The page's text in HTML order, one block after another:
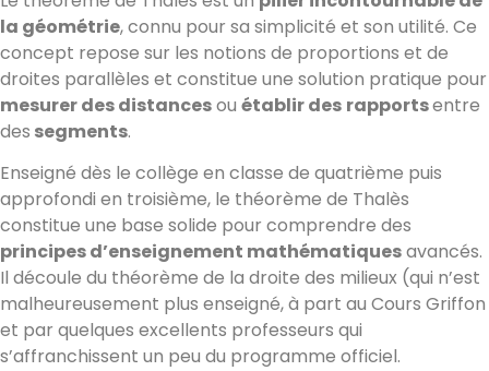
la géométrie, connu pour sa simplicité et son utilité. Ce
concept repose sur les notions de proportions et de
droites parallèles et constitue une solution pratique pour
mesurer des distancesou établir des rapportsentre
des segments.
Enseigné dès le collège en classe de quatrième puis
approfondi en troisième, le théorème de Thalès
constitue une base solide pour comprendre des
principes d’enseignement mathématiquesavancés.
Il découle du théorème de la droite des milieux (qui n’est
malheureusement plus enseigné, à part au Cours Griffon
et par quelques excellents professeurs qui
s’affranchissent un peu du programme officiel.